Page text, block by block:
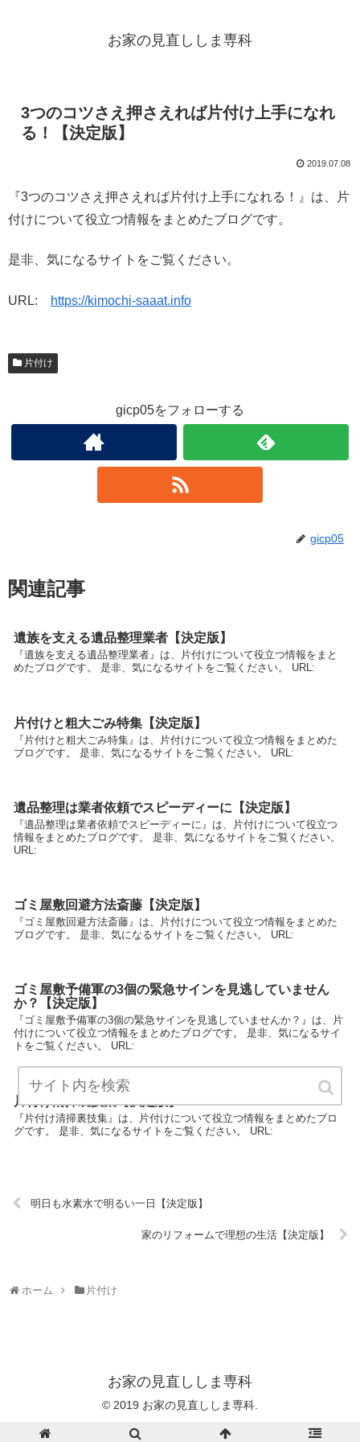
お家の見直ししま専科
3つのコツさえ押さえれば片付け上手になれ
る！【決定版】
2019.07.08
『3つのコツさえ押さえれば片付け上手になれる！』は、片
付けについて役立つ情報をまとめたブログです。
是非、気になるサイトをご覧ください。
URL: https://kimochi-saaat.info
片付け
gicp05をフォローする
gicp05
関連記事
遺族を支える遺品整理業者【決定版】
『遺族を支える遺品整理業者』は、片付けについて役立つ情報をまと
めたブログです。 是非、気になるサイトをご覧ください。 URL:
片付けと粗大ごみ特集【決定版】
『片付けと粗大ごみ特集』は、片付けについて役立つ情報をまとめた
ブログです。 是非、気になるサイトをご覧ください。 URL:
遺品整理は業者依頼でスピーディーに【決定版】
『遺品整理は業者依頼でスピーディーに』は、片付けについて役立つ
情報をまとめたブログです。 是非、気になるサイトをご覧ください。
URL:
ゴミ屋敷回避方法斎藤【決定版】
『ゴミ屋敷回避方法斎藤』は、片付けについて役立つ情報をまとめた
ブログです。 是非、気になるサイトをご覧ください。 URL:
ゴミ屋敷予備軍の3個の緊急サインを見逃していません
か？【決定版】
『ゴミ屋敷予備軍の3個の緊急サインを見逃していませんか？』は、片
付けについて役立つ情報をまとめたブログです。 是非、気になるサイ
トをご覧ください。 URL:
片付け清掃裏技集【決定版】
『片付け清掃裏技集』は、片付けについて役立つ情報をまとめたブロ
グです。 是非、気になるサイトをご覧ください。 URL:
明日も水素水で明るい一日【決定版】
家のリフォームで理想の生活【決定版】
ホーム 片付け
お家の見直ししま専科
© 2019 お家の見直ししま専科.